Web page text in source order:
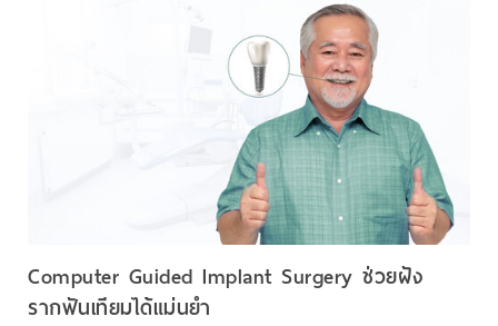
Computer Guided Implant Surgery ช่วยฝัง
รากฟันเทียมได้แม่นยำ